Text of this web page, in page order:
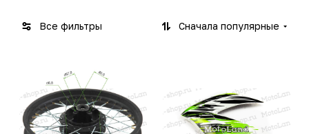
Все фильтры Сначала популярные